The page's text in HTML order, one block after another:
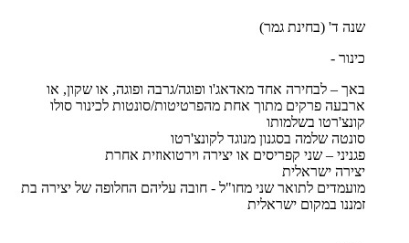
שנה ד' (בחינת גמר)
כינור -
באך – לבחירה אחד מאדאג'ו ופוגה/גרבה ופוגה, או שקון, או
ארבעה פרקים מתוך אחת מהפרטיטות/סונטות לכינור סולו
קונצ'רטו בשלמותו
סונטה שלמה בסגנון מנוגד לקונצ'רטו
פגניני – שני קפריסים או יצירה וירטואוזית אחרת
יצירה ישראלית
מועמדים לתואר שני מחו"ל - חובה עליהם החלופה של יצירה בת
זמננו במקום ישראלית